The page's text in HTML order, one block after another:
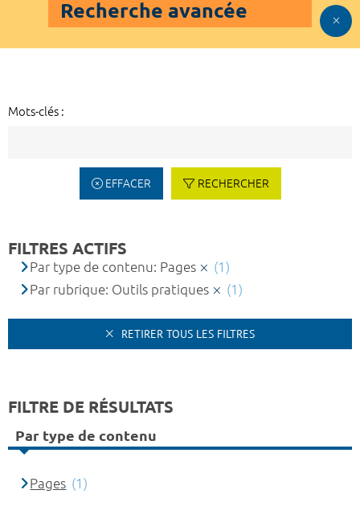
Recherche avancée
Mots-clés :
EFFACER RECHERCHER
FILTRES ACTIFS
Par type de contenu: Pages
(1)
Par rubrique: Outils pratiques
(1)
RETIRER TOUS LES FILTRES
FILTRE DE RÉSULTATS
Par type de contenu
Pages (1)